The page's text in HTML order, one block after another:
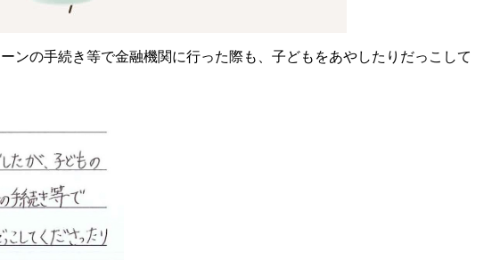
ンの手続き等で金融機関に行った際も、子どもをあやしたりだっこして